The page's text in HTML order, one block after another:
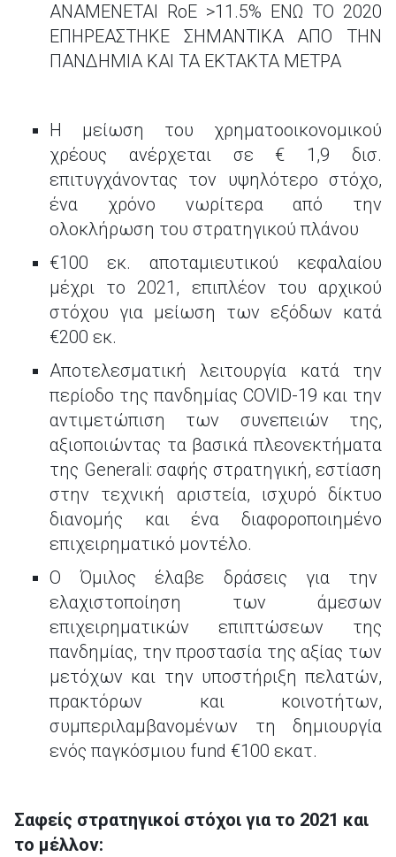
ΑΝΑΜΕΝΕΤΑΙ RoE >11.5% ΕΝΩ ΤΟ 2020
ΕΠΗΡΕΑΣΤΗΚΕ ΣΗΜΑΝΤΙΚΑ ΑΠΟ ΤΗΝ
ΠΑΝΔΗΜΙΑ ΚΑΙ TA EKTAKTA ΜΕΤΡΑ
Η μείωση του χρηματοοικονομικού
χρέους ανέρχεται σε € 1,9 δισ.
επιτυγχάνοντας τον υψηλότερο στόχο,
ένα χρόνο νωρίτερα από την
ολοκλήρωση του στρατηγικού πλάνου
€100 εκ. αποταμιευτικού κεφαλαίου
μέχρι το 2021, επιπλέον του αρχικού
στόχου για μείωση των εξόδων κατά
€200 εκ.
Αποτελεσματική λειτουργία κατά την
περίοδο της πανδημίας COVID-19 και την
αντιμετώπιση των συνεπειών της,
αξιοποιώντας τα βασικά πλεονεκτήματα
της Generali: σαφής στρατηγική, εστίαση
στην τεχνική αριστεία, ισχυρό δίκτυο
διανομής και ένα διαφοροποιημένο
επιχειρηματικό μοντέλο.
Ο Όμιλος έλαβε δράσεις για την
ελαχιστοποίηση των άμεσων
επιχειρηματικών επιπτώσεων της
πανδημίας, την προστασία της αξίας των
μετόχων και την υποστήριξη πελατών,
πρακτόρων και κοινοτήτων,
συμπεριλαμβανομένων τη δημιουργία
ενός παγκόσμιου fund €100 εκατ.
Σαφείς στρατηγικοί στόχοι για το 2021 και
το μέλλον: